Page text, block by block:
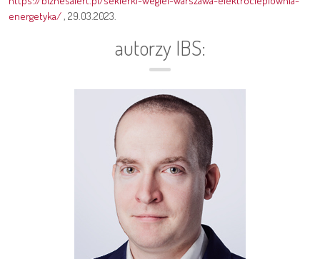
energetyka/, 29.03.2023.
autorzy IBS: